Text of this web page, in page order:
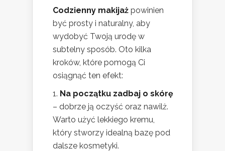
Codzienny makijaż powinien
być prosty i naturalny, aby
wydobyć Twoją urodę w
subtelny sposób. Oto kilka
kroków, które pomogą Ci
osiągnąć ten efekt:
Na początku zadbaj o skórę
– dobrze ją oczyść oraz nawilż.
Warto użyć lekkiego kremu,
który stworzy idealną bazę pod
dalsze kosmetyki.